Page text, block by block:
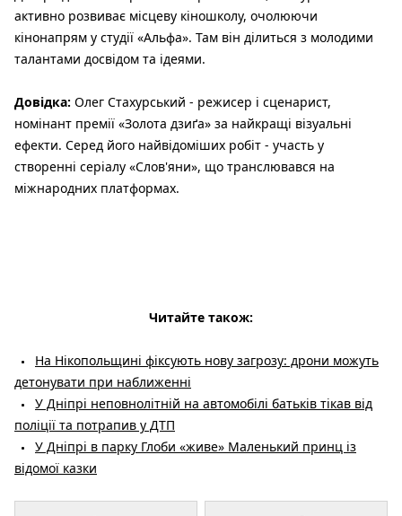
активно розвиває місцеву кіношколу, очолюючи
кінонапрям у студії «Альфа». Там він ділиться з молодими
талантами досвідом та ідеями.
Довідка: Олег Стахурський - режисер і сценарист,
номінант премії «Золота дзиґа» за найкращі візуальні
ефекти. Серед його найвідоміших робіт - участь у
створенні серіалу «Слов'яни», що транслювався на
міжнародних платформах.
Читайте також:
На Нікопольщині фіксують нову загрозу: дрони можуть
детонувати при наближенні
У Дніпрі неповнолітній на автомобілі батьків тікав від
поліції та потрапив у ДТП
У Дніпрі в парку Глоби «живе» Маленький принц із
відомої казки